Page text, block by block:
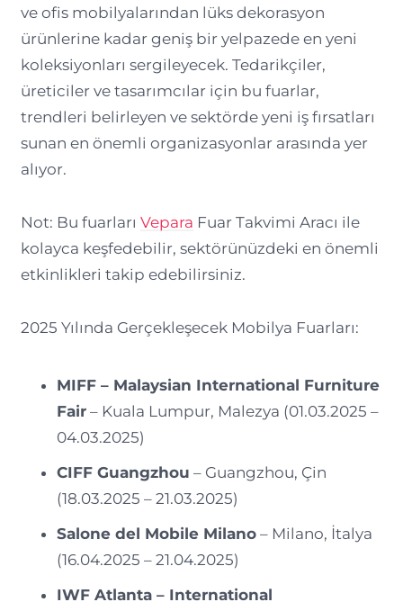
ve ofis mobilyalarından lüks dekorasyon
ürünlerine kadar geniş bir yelpazede en yeni
koleksiyonları sergileyecek. Tedarikçiler,
üreticiler ve tasarımcılar için bu fuarlar,
trendleri belirleyen ve sektörde yeni iş fırsatları
sunan en önemli organizasyonlar arasında yer
alıyor.
Not: Bu fuarları Vepara Fuar Takvimi Aracı ile
kolayca keşfedebilir, sektörünüzdeki en önemli
etkinlikleri takip edebilirsiniz.
2025 Yılında Gerçekleşecek Mobilya Fuarları:
MIFF – Malaysian International Furniture
Fair– Kuala Lumpur, Malezya (01.03.2025 –
04.03.2025)
CIFF Guangzhou – Guangzhou, Çin
(18.03.2025 – 21.03.2025)
Salone del Mobile Milano– Milano, İtalya
(16.04.2025 – 21.04.2025)
IWF Atlanta – International